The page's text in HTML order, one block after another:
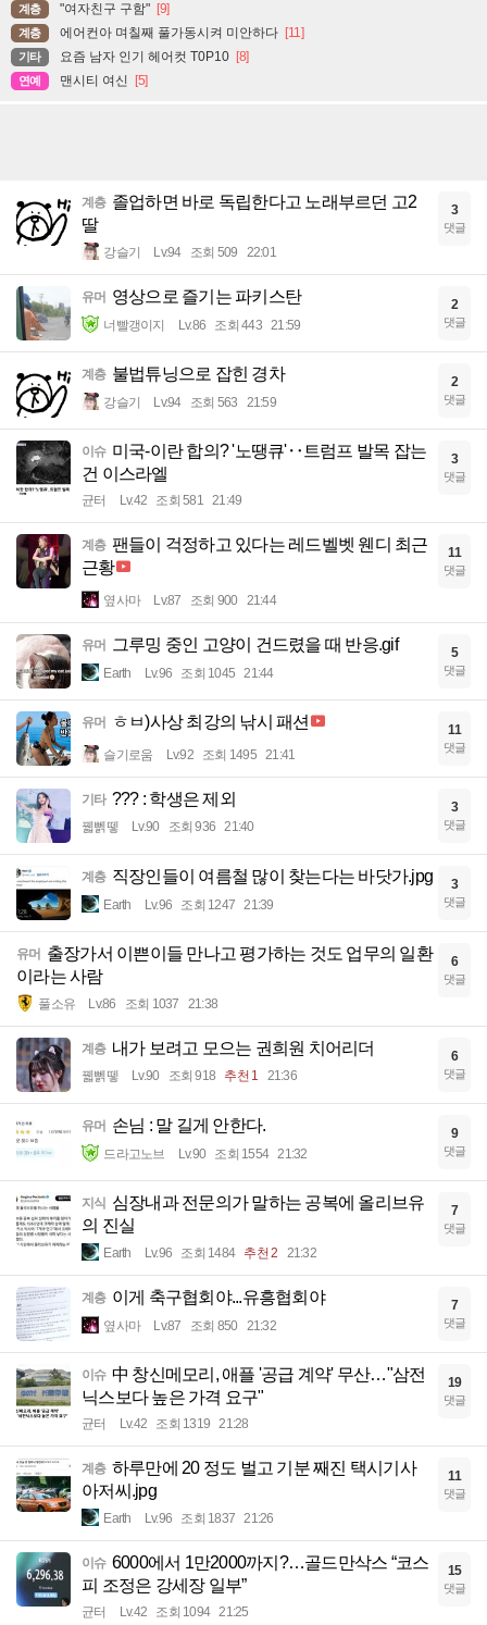
계층 "여자친구 구함" [9]
계층 에어컨아 며칠째 풀가동시켜 미안하다 [11]
기타 요즘 남자 인기 헤어컷 T0P10 [8]
연예 맨시티 여신 [5]
계층 졸업하면 바로 독립한다고 노래부르던 고2
딸
강슬기 Lv.94 조회 509 22:01
3
댓글
유머 영상으로 즐기는 파키스탄
너빨갱이지 Lv.86 조회 443 21:59
2
댓글
계층 불법튜닝으로 잡힌 경차
강슬기 Lv.94 조회 563 21:59
2
댓글
이슈 미국-이란 합의? '노땡큐'‥트럼프 발목 잡는
건 이스라엘
균터 Lv.42 조회 581 21:49
3
댓글
계층 팬들이 걱정하고 있다는 레드벨벳 웬디 최근
근황
옆사마 Lv.87 조회 900 21:44
11
댓글
유머 그루밍 중인 고양이 건드렸을 때 반응.gif
Earth Lv.96 조회 1045 21:44
5
댓글
유머 ㅎㅂ)사상 최강의 낚시 패션
슬기로움 Lv.92 조회 1495 21:41
11
댓글
기타 ??? : 학생은 제외
꿻뻵뗗 Lv.90 조회 936 21:40
3
댓글
계층 직장인들이 여름철 많이 찾는다는 바닷가.jpg
Earth Lv.96 조회 1247 21:39
3
댓글
유머 출장가서 이쁜이들 만나고 평가하는 것도 업무의 일환
이라는 사람
풀소유 Lv.86 조회 1037 21:38
6
댓글
계층 내가 보려고 모으는 권희원 치어리더
꿻뻵뗗 Lv.90 조회 918 추천 1 21:36
6
댓글
유머 손님 : 말 길게 안한다.
드라고노브 Lv.90 조회 1554 21:32
9
댓글
지식
심장내과 전문의가 말하는 공복에 올리브유
의 진실
Earth Lv.96 조회 1484 추천 2 21:32
7
댓글
계층 이게 축구협회야...유흥협회야
옆사마 Lv.87 조회 850 21:32
7
댓글
이슈 中 창신메모리, 애플 '공급 계약' 무산…"삼전
닉스보다 높은 가격 요구"
균터 Lv.42 조회 1319 21:28
19
댓글
계층 하루만에 20 정도 벌고 기분 째진 택시기사
아저씨.jpg
Earth Lv.96 조회 1837 21:26
11
댓글
이슈 6000에서 1만2000까지?…골드만삭스 “코스
피 조정은 강세장 일부”
균터 Lv.42 조회 1094 21:25
15
댓글